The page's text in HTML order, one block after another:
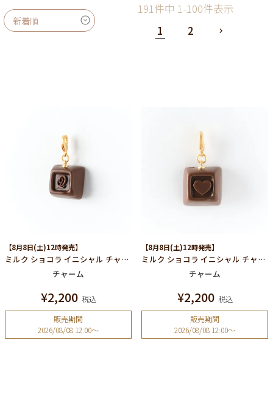
新着順
191 件中 1 -100件表示
1
2
【8月8日(土)12時発売】
ミルク ショコラ イニシャル チャーム/Q
チャーム
¥2,200 税込
販売期間
2026/08/08 12:00〜
【8月8日(土)12時発売】
ミルク ショコラ イニシャル チャーム/ハート
チャーム
¥2,200 税込
販売期間
2026/08/08 12:00〜